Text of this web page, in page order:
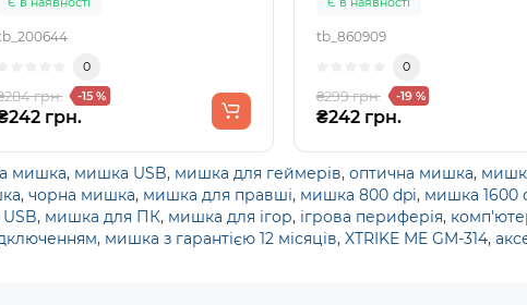
0
грн. -15 %
грн.
tb_860909
0
₴299 грн. -19 %
₴242 грн.
мишка, мишка USB, мишка для геймерів, оптична мишка,
, чорна мишка, мишка для правші, мишка 800 dpi, мишка 1600
, мишка для ПК, мишка для ігор, ігрова периферія,
, мишка з гарантією 12 місяців, XTRIKE ME GM-314,